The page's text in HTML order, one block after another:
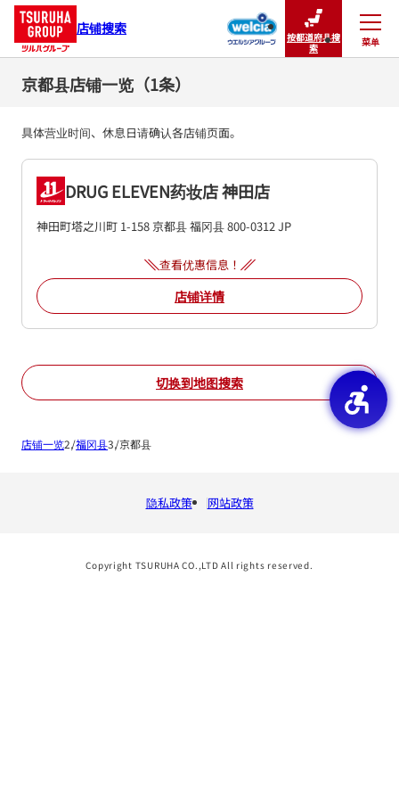
店铺搜索
按都道府县搜
索
菜单
关闭
京都县店铺一览（1条）
具体营业时间、休息日请确认各店铺页面。
DRUG ELEVEN药妆店 神田店
神田町塔之川町 1-158 京都县福冈县800-0312JP
查看优惠信息！
店铺详情
切换到地图搜索
店铺一览 福冈县 京都县
隐私政策 网站政策
Copyright TSURUHA CO.,LTD All rights reserved.